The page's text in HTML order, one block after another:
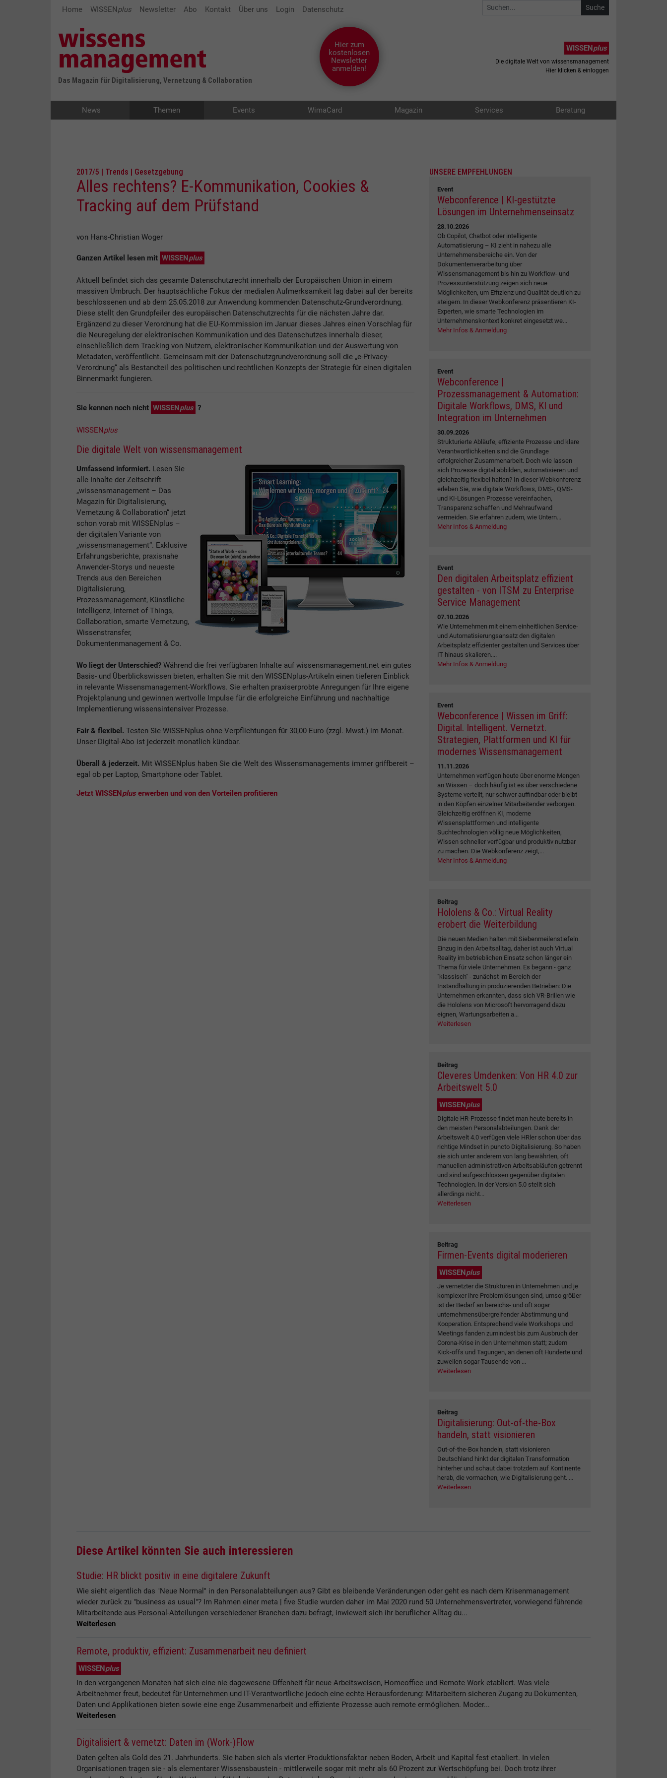
Home WISSENplus Newsletter Abo Kontakt Über uns Login Datenschutz
Das Magazin für Digitalisierung, Vernetzung & Collaboration
Hier zum
kostenlosen
Newsletter
anmelden!
WISSENplus
Die digitale Welt von wissensmanagement
Hier klicken & einloggen
News Themen Events WimaCard Magazin Services Beratung
2017/5 | Trends | Gesetzgebung
Alles rechtens? E-Kommunikation, Cookies &
Tracking auf dem Prüfstand
von Hans-Christian Woger
Ganzen Artikel lesen mit WISSEN plus
Aktuell befindet sich das gesamte Datenschutzrecht innerhalb der Europäischen Union in einem
massiven Umbruch. Der hauptsächliche Fokus der medialen Aufmerksamkeit lag dabei auf der bereits
beschlossenen und ab dem 25.05.2018 zur Anwendung kommenden Datenschutz-Grundverordnung.
Diese stellt den Grundpfeiler des europäischen Datenschutzrechts für die nächsten Jahre dar.
Ergänzend zu dieser Verordnung hat die EU-Kommission im Januar dieses Jahres einen Vorschlag für
die Neuregelung der elektronischen Kommunikation und des Datenschutzes innerhalb dieser,
einschließlich dem Tracking von Nutzern, elektronischer Kommunikation und der Auswertung von
Metadaten, veröffentlicht. Gemeinsam mit der Datenschutzgrundverordnung soll die „e-Privacy-
Verordnung“ als Bestandteil des politischen und rechtlichen Konzepts der Strategie für einen digitalen
Binnenmarkt fungieren.
Sie kennen noch nicht WISSEN plus ?
WISSEN plus
Die digitale Welt von wissensmanagement
Umfassend informiert. Lesen Sie
alle Inhalte der Zeitschrift
„wissensmanagement – Das
Magazin für Digitalisierung,
Vernetzung & Collaboration“ jetzt
schon vorab mit WISSENplus –
der digitalen Variante von
„wissensmanagement“. Exklusive
Erfahrungsberichte, praxisnahe
Anwender-Storys und neueste
Trends aus den Bereichen
Digitalisierung,
Prozessmanagement, Künstliche
Intelligenz, Internet of Things,
Collaboration, smarte Vernetzung,
Wissenstransfer,
Dokumentenmanagement & Co.
Wo liegt der Unterschied?Während die frei verfügbaren Inhalte auf wissensmanagement.net ein gutes
Basis- und Überblickswissen bieten, erhalten Sie mit den WISSENplus-Artikeln einen tieferen Einblick
in relevante Wissensmanagement-Workflows. Sie erhalten praxiserprobte Anregungen für Ihre eigene
Projektplanung und gewinnen wertvolle Impulse für die erfolgreiche Einführung und nachhaltige
Implementierung wissensintensiver Prozesse.
Fair & flexibel. Testen Sie WISSENplus ohne Verpflichtungen für 30,00 Euro (zzgl. Mwst.) im Monat.
Unser Digital-Abo ist jederzeit monatlich kündbar.
Überall & jederzeit. Mit WISSENplus haben Sie die Welt des Wissensmanagements immer griffbereit –
egal ob per Laptop, Smartphone oder Tablet.
Jetzt WISSEN pluserwerben und von den Vorteilen profitieren
UNSERE EMPFEHLUNGEN
Event
Webconference | KI-gestützte
Lösungen im Unternehmenseinsatz
28.10.2026
Ob Copilot, Chatbot oder intelligente
Automatisierung – KI zieht in nahezu alle
Unternehmensbereiche ein. Von der
Dokumentenverarbeitung über
Wissensmanagement bis hin zu Workflow- und
Prozessunterstützung zeigen sich neue
Möglichkeiten, um Effizienz und Qualität deutlich zu
steigern. In dieser Webkonferenz präsentieren KI-
Experten, wie smarte Technologien im
Unternehmenskontext konkret eingesetzt we...
Mehr Infos & Anmeldung
Event
Webconference |
Prozessmanagement & Automation:
Digitale Workflows, DMS, KI und
Integration im Unternehmen
30.09.2026
Strukturierte Abläufe, effiziente Prozesse und klare
Verantwortlichkeiten sind die Grundlage
erfolgreicher Zusammenarbeit. Doch wie lassen
sich Prozesse digital abbilden, automatisieren und
gleichzeitig flexibel halten? In dieser Webkonferenz
erleben Sie, wie digitale Workflows, DMS-, QMS-
und KI-Lösungen Prozesse vereinfachen,
Transparenz schaffen und Mehraufwand
vermeiden. Sie erfahren zudem, wie Untern...
Mehr Infos & Anmeldung
Event
Den digitalen Arbeitsplatz effizient
gestalten - von ITSM zu Enterprise
Service Management
07.10.2026
Wie Unternehmen mit einem einheitlichen Service-
und Automatisierungsansatz den digitalen
Arbeitsplatz effizienter gestalten und Services über
IT hinaus skalieren....
Mehr Infos & Anmeldung
Event
Webconference | Wissen im Griff:
Digital. Intelligent. Vernetzt.
Strategien, Plattformen und KI für
modernes Wissensmanagement
11.11.2026
Unternehmen verfügen heute über enorme Mengen
an Wissen – doch häufig ist es über verschiedene
Systeme verteilt, nur schwer auffindbar oder bleibt
in den Köpfen einzelner Mitarbeitender verborgen.
Gleichzeitig eröffnen KI, moderne
Wissensplattformen und intelligente
Suchtechnologien völlig neue Möglichkeiten,
Wissen schneller verfügbar und produktiv nutzbar
zu machen. Die Webkonferenz zeigt,...
Mehr Infos & Anmeldung
Beitrag
Hololens & Co.: Virtual Reality
erobert die Weiterbildung
Die neuen Medien halten mit Siebenmeilenstiefeln
Einzug in den Arbeitsalltag, daher ist auch Virtual
Reality im betrieblichen Einsatz schon länger ein
Thema für viele Unternehmen. Es begann - ganz
"klassisch" - zunächst im Bereich der
Instandhaltung in produzierenden Betrieben: Die
Unternehmen erkannten, dass sich VR-Brillen wie
die Hololens von Microsoft hervorragend dazu
eignen, Wartungsarbeiten a...
Weiterlesen
Beitrag
Cleveres Umdenken: Von HR 4.0 zur
Arbeitswelt 5.0
WISSENplus
Digitale HR-Prozesse findet man heute bereits in
den meisten Personalabteilungen. Dank der
Arbeitswelt 4.0 verfügen viele HRler schon über das
richtige Mindset in puncto Digitalisierung. So haben
sie sich unter anderem von lang bewährten, oft
manuellen administrativen Arbeitsabläufen getrennt
und sind aufgeschlossen gegenüber digitalen
Technologien. In der Version 5.0 stellt sich
allerdings nicht...
Weiterlesen
Beitrag
Firmen-Events digital moderieren
WISSENplus
Je vernetzter die Strukturen in Unternehmen und je
komplexer ihre Problemlösungen sind, umso größer
ist der Bedarf an bereichs- und oft sogar
unternehmensübergreifender Abstimmung und
Kooperation. Entsprechend viele Workshops und
Meetings fanden zumindest bis zum Ausbruch der
Corona-Krise in den Unternehmen statt; zudem
Kick-offs und Tagungen, an denen oft Hunderte und
zuweilen sogar Tausende von ...
Weiterlesen
Beitrag
Digitalisierung: Out-of-the-Box
handeln, statt visionieren
Out-of-the-Box handeln, statt visionieren
Deutschland hinkt der digitalen Transformation
hinterher und schaut dabei trotzdem auf Kontinente
herab, die vormachen, wie Digitalisierung geht. ...
Weiterlesen
Diese Artikel könnten Sie auch interessieren
Studie: HR blickt positiv in eine digitalere Zukunft
Wie sieht eigentlich das "Neue Normal" in den Personalabteilungen aus? Gibt es bleibende Veränderungen oder geht es nach dem Krisenmanagement
wieder zurück zu "business as usual"? Im Rahmen einer meta | five Studie wurden daher im Mai 2020 rund 50 Unternehmensvertreter, vorwiegend führende
Mitarbeitende aus Personal-Abteilungen verschiedener Branchen dazu befragt, inwieweit sich ihr beruflicher Alltag du...
Weiterlesen
Remote, produktiv, effizient: Zusammenarbeit neu definiert
WISSENplus
In den vergangenen Monaten hat sich eine nie dagewesene Offenheit für neue Arbeitsweisen, Homeoffice und Remote Work etabliert. Was viele
Arbeitnehmer freut, bedeutet für Unternehmen und IT-Verantwortliche jedoch eine echte Herausforderung: Mitarbeitern sicheren Zugang zu Dokumenten,
Daten und Applikationen bieten sowie eine enge Zusammenarbeit und effiziente Prozesse auch remote ermöglichen. Moder...
Weiterlesen
Digitalisiert & vernetzt: Daten im (Work-)Flow
Daten gelten als Gold des 21. Jahrhunderts. Sie haben sich als vierter Produktionsfaktor neben Boden, Arbeit und Kapital fest etabliert. In vielen
Organisationen tragen sie - als elementarer Wissensbaustein - mittlerweile sogar mit mehr als 60 Prozent zur Wertschöpfung bei. Doch trotz ihrer